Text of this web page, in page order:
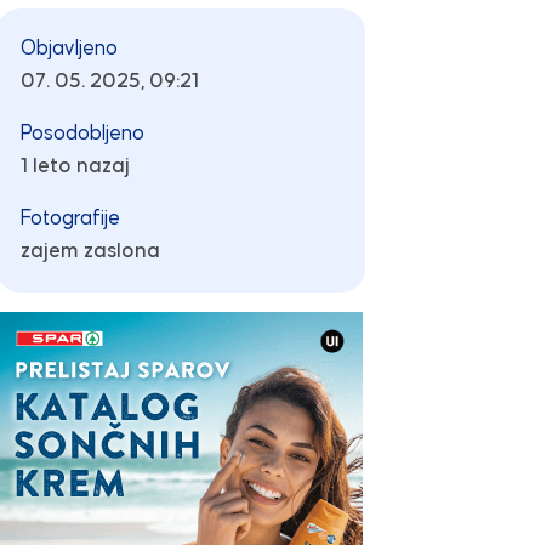
Objavljeno
07. 05. 2025, 09:21
Posodobljeno
1 leto nazaj
Fotografije
zajem zaslona